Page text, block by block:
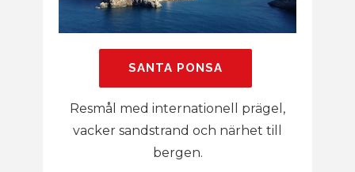
SANTA PONSA
Resmål med internationell prägel,
vacker sandstrand och närhet till
bergen.